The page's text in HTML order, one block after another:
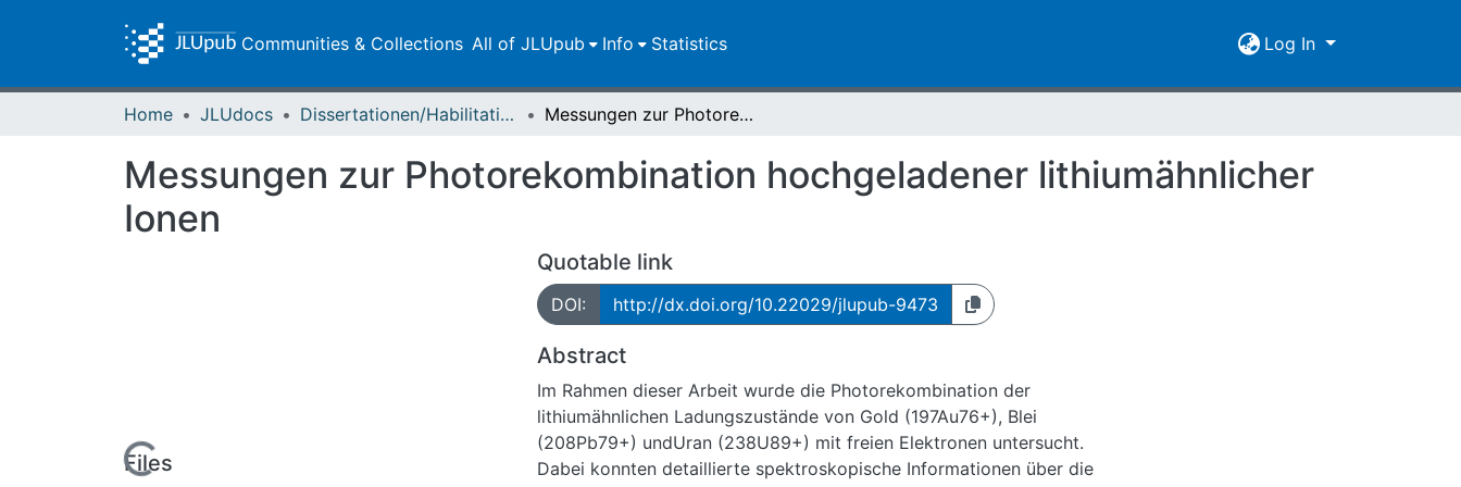
Communities & Collections All of JLUpub Info Statistics Log In
Home JLUdocs Dissertationen/Habilitationen Messungen zur Photorekombination hochgeladener lithiumähnlicher Ionen
Messungen zur Photorekombination hochgeladener lithiumähnlicher
Ionen
Files
Quotable link
DOI: http://dx.doi.org/10.22029/jlupub-9473
Abstract
Im Rahmen dieser Arbeit wurde die Photorekombination der
lithiumähnlichen Ladungszustände von Gold (197Au76+), Blei
(208Pb79+) undUran (238U89+) mit freien Elektronen untersucht.
Dabei konnten detaillierte spektroskopische Informationen über die